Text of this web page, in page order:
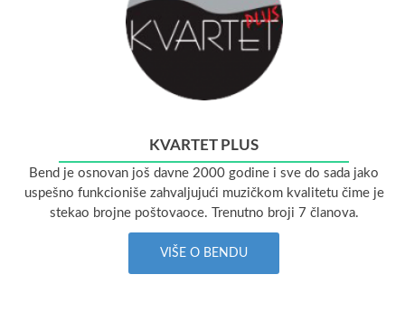
KVARTET PLUS
Bend je osnovan još davne 2000 godine i sve do sada jako
uspešno funkcioniše zahvaljujući muzičkom kvalitetu čime je
stekao brojne poštovaoce. Trenutno broji 7 članova.
VIŠE O BENDU